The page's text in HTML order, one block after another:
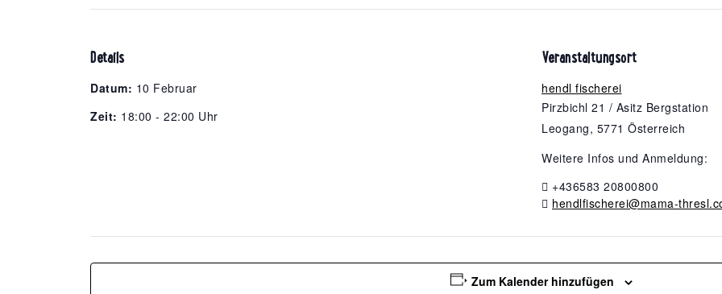
Details
Datum: 10 Februar
Zeit: 18:00 - 22:00 Uhr
Veranstaltungsort
hendl fischerei
Pirzbichl 21 / Asitz Bergstation
Leogang, 5771 Österreich
Weitere Infos und Anmeldung:
+436583 20800800
hendlfischerei@mama-
Zum Kalender hinzufügen